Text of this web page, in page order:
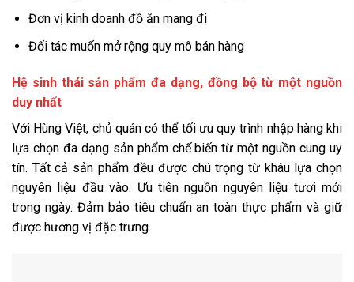
Đơn vị kinh doanh đồ ăn mang đi
Đối tác muốn mở rộng quy mô bán hàng
Hệ sinh thái sản phẩm đa dạng, đồng bộ từ một nguồn
duy nhất
Với Hùng Việt, chủ quán có thể tối ưu quy trình nhập hàng khi
lựa chọn đa dạng sản phẩm chế biến từ một nguồn cung uy
tín. Tất cả sản phẩm đều được chú trọng từ khâu lựa chọn
nguyên liệu đầu vào. Ưu tiên nguồn nguyên liệu tươi mới
trong ngày. Đảm bảo tiêu chuẩn an toàn thực phẩm và giữ
được hương vị đặc trưng.